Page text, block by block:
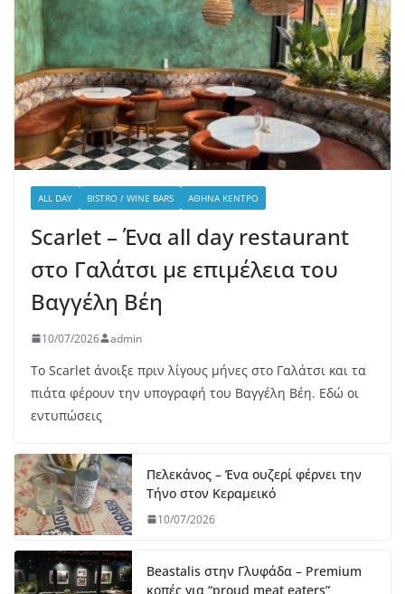
ALL DAY BISTRO / WINE BARS ΑΘΉΝΑ ΚΈΝΤΡΟ
Scarlet – Ένα all day restaurant
στο Γαλάτσι με επιμέλεια του
Βαγγέλη Βέη
10/07/2026 admin
Το Scarlet άνοιξε πριν λίγους μήνες στο Γαλάτσι και τα
πιάτα φέρουν την υπογραφή του Βαγγέλη Βέη. Εδώ οι
εντυπώσεις
Πελεκάνος – Ένα ουζερί φέρνει την
Τήνο στον Κεραμεικό
10/07/2026
Beastalis στην Γλυφάδα – Premium
κοπές για “proud meat eaters”